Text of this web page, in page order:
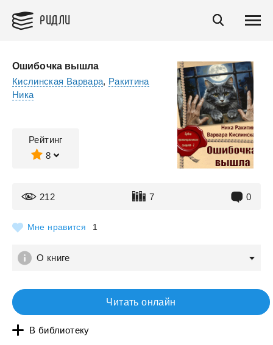
РИДЛИ
Ошибочка вышла
Кислинская Варвара, Ракитина
Ника
Рейтинг
8
212 7 0
Мне нравится 1
О книге
Читать онлайн
В библиотеку